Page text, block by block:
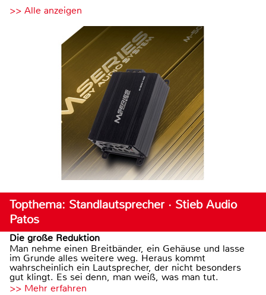
>> Alle anzeigen
Topthema: Standlautsprecher · Stieb Audio
Patos
Die große Reduktion
Man nehme einen Breitbänder, ein Gehäuse und lasse
im Grunde alles weitere weg. Heraus kommt
wahrscheinlich ein Lautsprecher, der nicht besonders
gut klingt. Es sei denn, man weiß, was man tut.
>> Mehr erfahren